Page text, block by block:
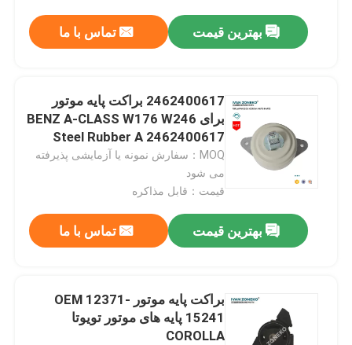
بهترین قیمت تماس با ما
2462400617 براکت پایه موتور
برای BENZ A-CLASS W176 W246
Steel Rubber A 2462400617
MOQ：سفارش نمونه یا آزمایشی پذیرفته
می شود
قیمت：قابل مذاکره
بهترین قیمت تماس با ما
براکت پایه موتور OEM 12371-
15241 پایه های موتور تویوتا
COROLLA